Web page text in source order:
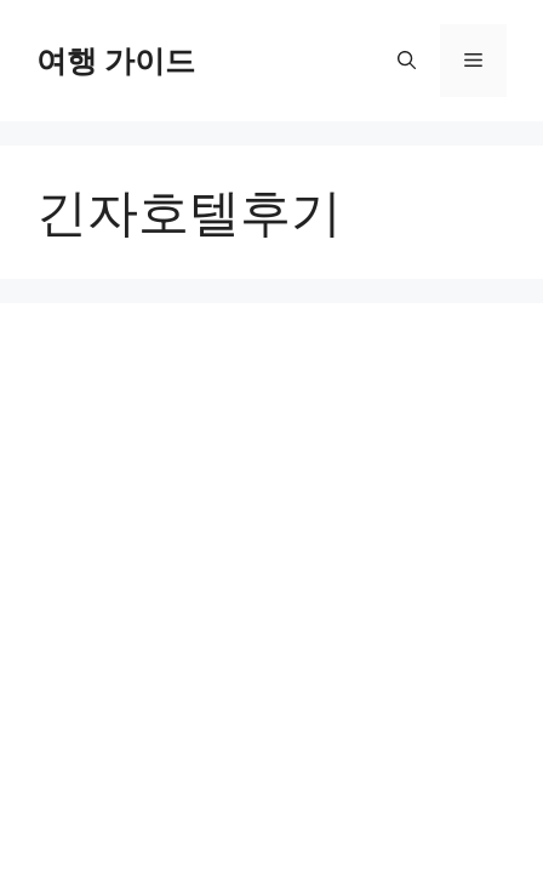
여행 가이드 메
긴자호텔후기